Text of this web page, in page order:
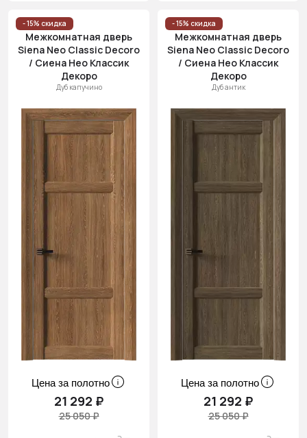
- 15% скидка
Межкомнатная дверь
Siena Neo Classic Decoro
/ Сиена Нео Классик
Декоро
Дуб капучино
Цена за полотно
21 292 ₽
25 050 ₽
- 15% скидка
Межкомнатная дверь
Siena Neo Classic Decoro
/ Сиена Нео Классик
Декоро
Дуб антик
Цена за полотно
21 292 ₽
25 050 ₽